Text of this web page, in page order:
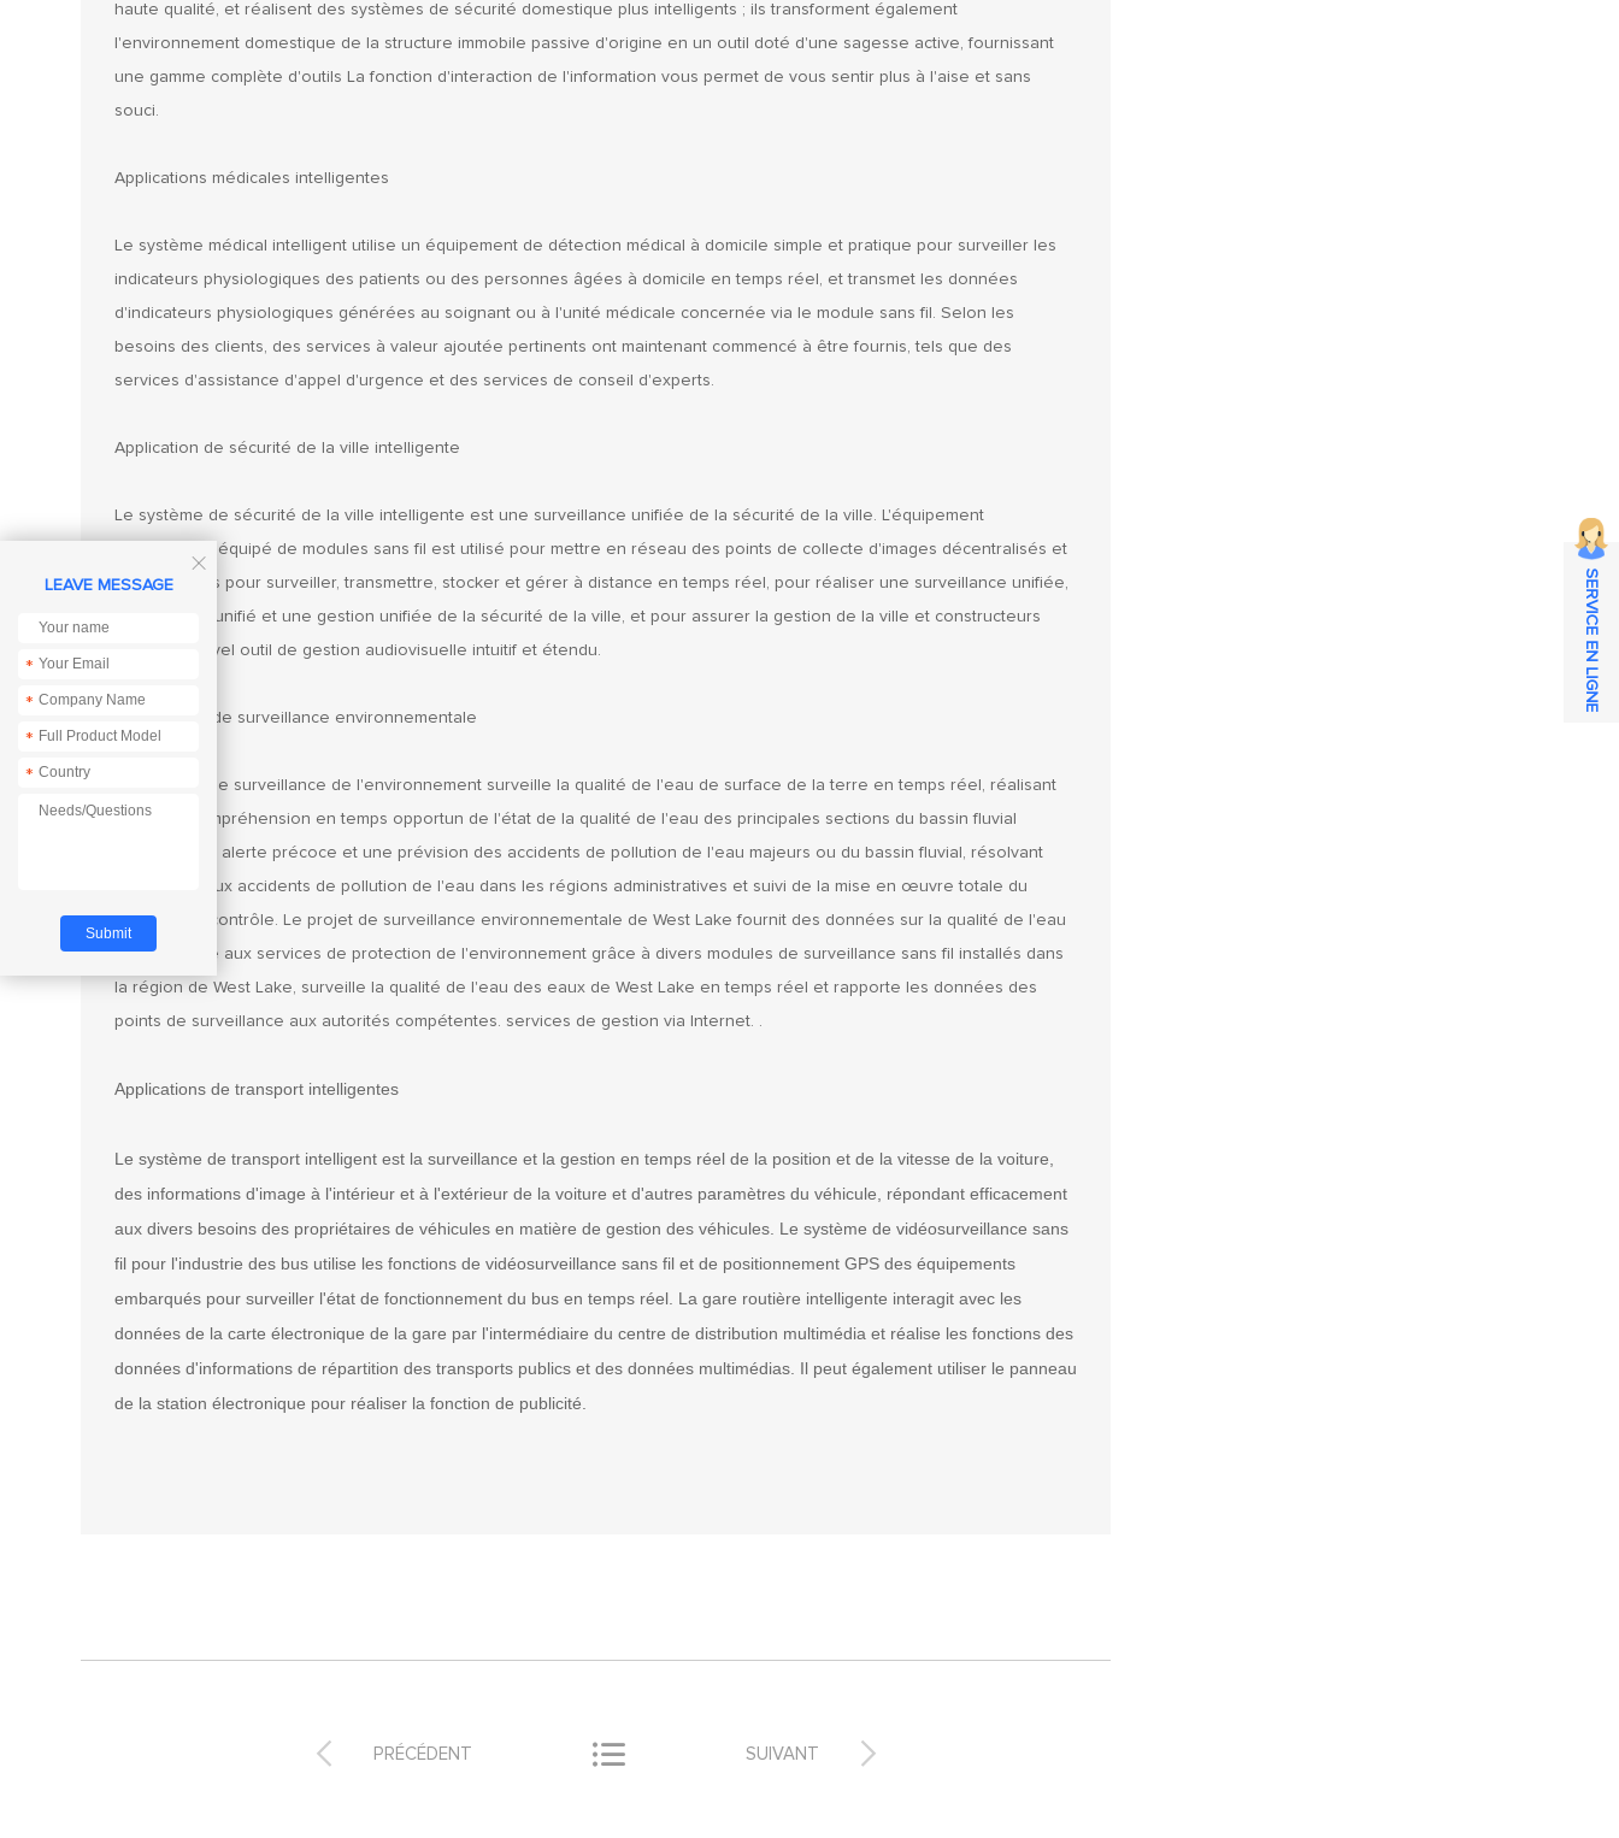
haute qualité, et réalisent des systèmes de sécurité domestique plus intelligents ; ils transforment également
l'environnement domestique de la structure immobile passive d'origine en un outil doté d'une sagesse active, fournissant
une gamme complète d'outils La fonction d'interaction de l'information vous permet de vous sentir plus à l'aise et sans
souci.
Applications médicales intelligentes
Le système médical intelligent utilise un équipement de détection médical à domicile simple et pratique pour surveiller les
indicateurs physiologiques des patients ou des personnes âgées à domicile en temps réel, et transmet les données
d'indicateurs physiologiques générées au soignant ou à l'unité médicale concernée via le module sans fil. Selon les
besoins des clients, des services à valeur ajoutée pertinents ont maintenant commencé à être fournis, tels que des
services d'assistance d'appel d'urgence et des services de conseil d'experts.
Application de sécurité de la ville intelligente
Le système de sécurité de la ville intelligente est une surveillance unifiée de la sécurité de la ville. L'équipement
électronique équipé de modules sans fil est utilisé pour mettre en réseau des points de collecte d'images décentralisés et
indépendants pour surveiller, transmettre, stocker et gérer à distance en temps réel, pour réaliser une surveillance unifiée,
un stockage unifié et une gestion unifiée de la sécurité de la ville, et pour assurer la gestion de la ville et constructeurs
avec Un nouvel outil de gestion audiovisuelle intuitif et étendu.
Applications de surveillance environnementale
Le système de surveillance de l'environnement surveille la qualité de l'eau de surface de la terre en temps réel, réalisant
ainsi une compréhension en temps opportun de l'état de la qualité de l'eau des principales sections du bassin fluvial
principal, une alerte précoce et une prévision des accidents de pollution de l'eau majeurs ou du bassin fluvial, résolvant
conflits liés aux accidents de pollution de l'eau dans les régions administratives et suivi de la mise en œuvre totale du
système de contrôle. Le projet de surveillance environnementale de West Lake fournit des données sur la qualité de l'eau
de West Lake aux services de protection de l'environnement grâce à divers modules de surveillance sans fil installés dans
la région de West Lake, surveille la qualité de l'eau des eaux de West Lake en temps réel et rapporte les données des
points de surveillance aux autorités compétentes. services de gestion via Internet. .
Applications de transport intelligentes
Le système de transport intelligent est la surveillance et la gestion en temps réel de la position et de la vitesse de la voiture,
des informations d'image à l'intérieur et à l'extérieur de la voiture et d'autres paramètres du véhicule, répondant efficacement
aux divers besoins des propriétaires de véhicules en matière de gestion des véhicules. Le système de vidéosurveillance sans
fil pour l'industrie des bus utilise les fonctions de vidéosurveillance sans fil et de positionnement GPS des équipements
embarqués pour surveiller l'état de fonctionnement du bus en temps réel. La gare routière intelligente interagit avec les
données de la carte électronique de la gare par l'intermédiaire du centre de distribution multimédia et réalise les fonctions des
données d'informations de répartition des transports publics et des données multimédias. Il peut également utiliser le panneau
de la station électronique pour réaliser la fonction de publicité.
 PRÉCÉDENT  
SUIVANT

LEAVE MESSAGE
*
*
*
*
SERVICE EN LIGNE